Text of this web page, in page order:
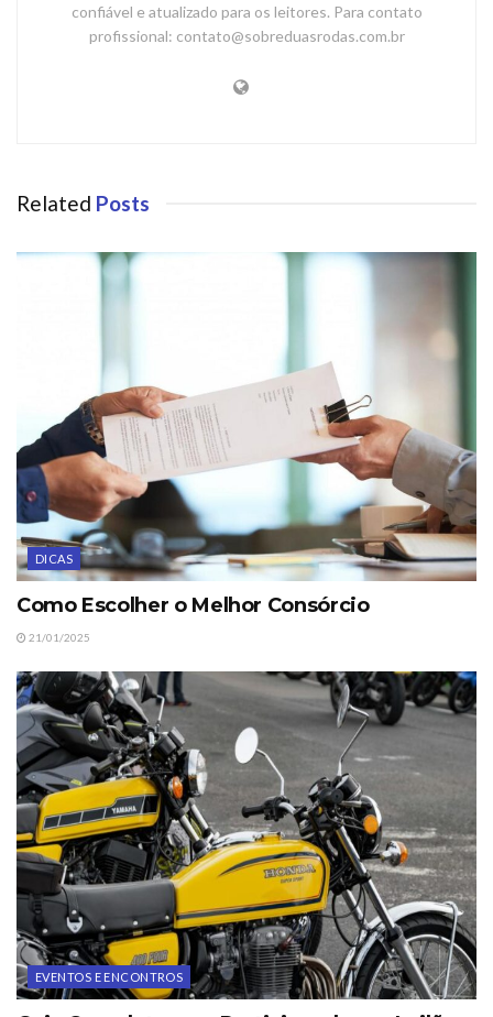
confiável e atualizado para os leitores. Para contato
profissional: contato@sobreduasrodas.com.br
Related Posts
DICAS
Como Escolher o Melhor Consórcio
21/01/2025
EVENTOS E ENCONTROS